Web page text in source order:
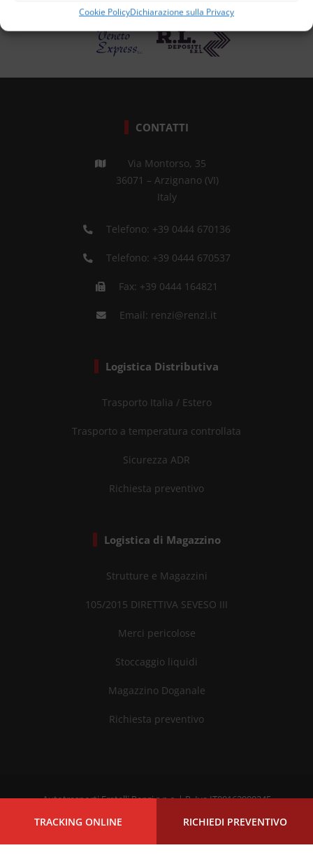
Cookie PolicyDichiarazione sulla Privacy
CONTATTI
Via Montorso, 35
36071 – Arzignano (VI)
Italy
Telefono: +39 0444 670136
Telefono: +39 0444 670537
Fax: +39 0444 164821
Email: renzi@renzi.it
Logistica Distributiva
Trasporto Italia / Estero
Trasporto a temperatura controllata
Sicurezza ADR
Richiesta preventivo
Logistica di Magazzino
Strutture e Magazzini
105/2015 DIRETTIVA SEVESO III
Merci pericolose
Stoccaggio liquidi
Magazzino Doganale
Richiesta preventivo
Autotrasporti Fratelli Renzi s.n.c. | P. Iva IT00162900245
Privacy Policy
TRACKING ONLINE RICHIEDI PREVENTIVO